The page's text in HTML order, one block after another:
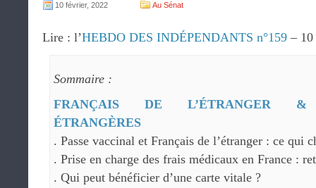
10 février, 2022 Au Sénat
Lire : l’HEBDO DES INDÉPENDANTS n°159 –
Sommaire :
FRANÇAIS DE L’ÉTRANGER &
ÉTRANGÈRES
. Passe vaccinal et Français de l’étranger : ce qui
. Prise en charge des frais médicaux en France :
. Qui peut bénéficier d’une carte vitale ?